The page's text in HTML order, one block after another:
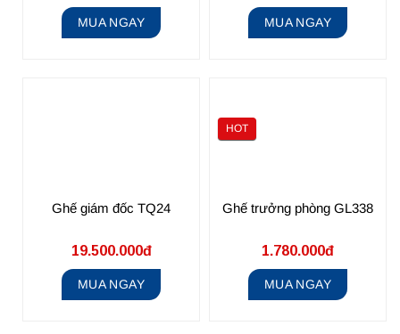
MUA NGAY MUA NGAY
Ghế giám đốc TQ24
19.500.000đ
MUA NGAY
HOT
Ghế trưởng phòng GL338
1.780.000đ
MUA NGAY